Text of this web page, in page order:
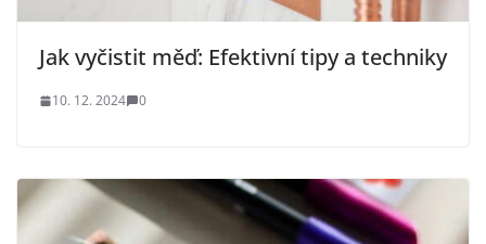
Jak vyčistit měď: Efektivní tipy a techniky
10. 12. 2024 0